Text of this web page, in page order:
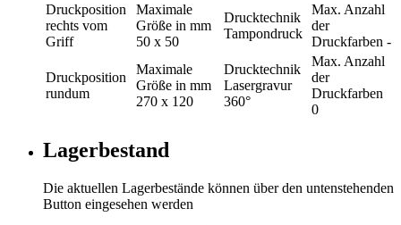
Druckposition
rechts vom
Griff
Maximale
Größe in mm
50 x 50
Drucktechnik
Tampondruck
Max. Anzahl
der
Druckfarben -
Druckposition
rundum
Maximale
Größe in mm
270 x 120
Drucktechnik
Lasergravur
360°
Max. Anzahl
der
Druckfarben
0
Lagerbestand
Die aktuellen Lagerbestände können über den untenstehenden
Button eingesehen werden